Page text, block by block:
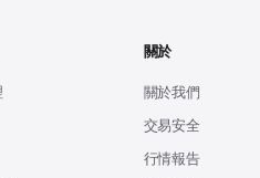
關於
關於我們
交易安全
行情報告